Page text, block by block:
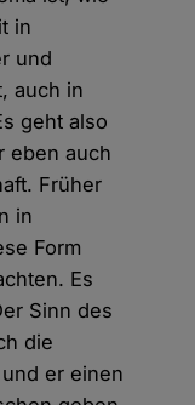
in
und
auch in
geht also
eben auch
Früher
in
Form
Es
Sinn des
die
er einen